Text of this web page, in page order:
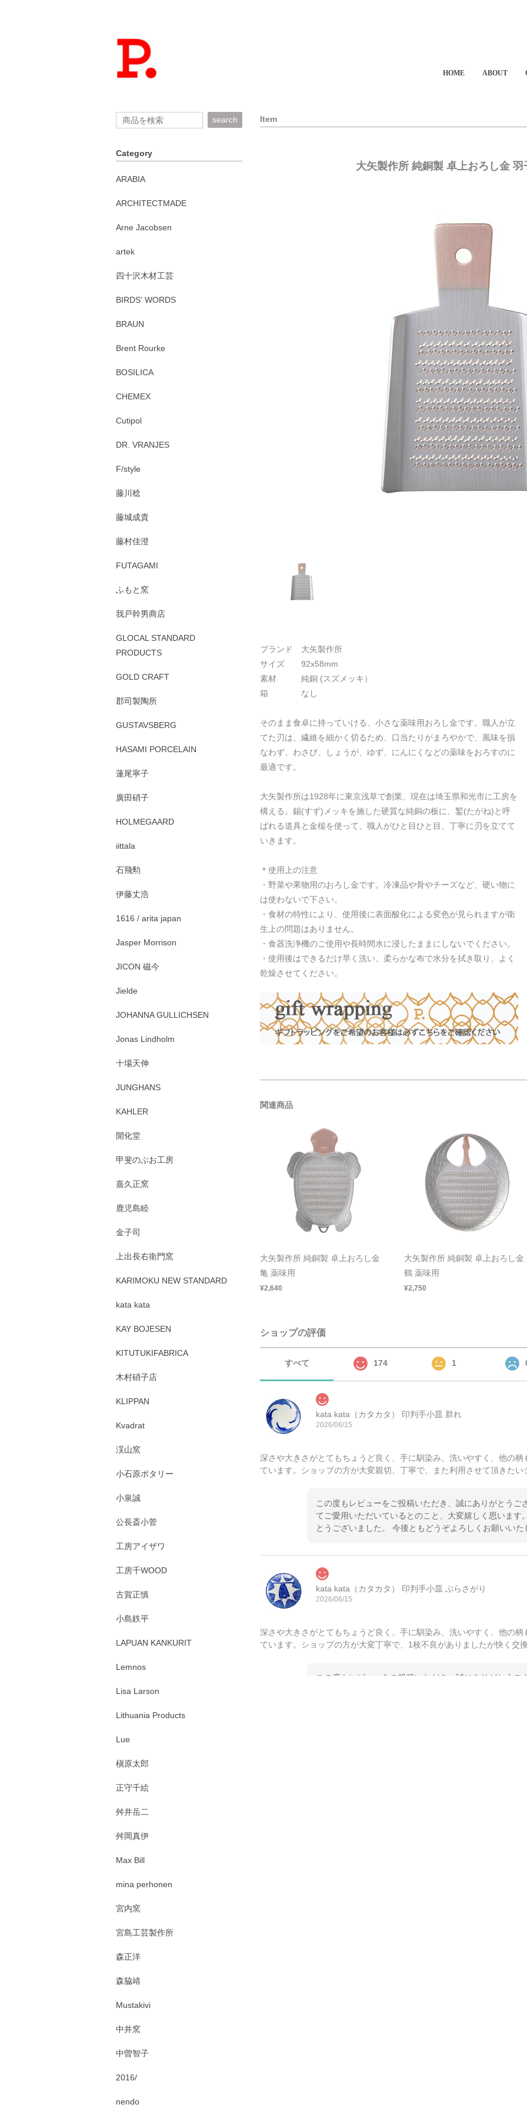
HOME ABOUT
Item
大矢製作所 純銅製 卓上おろし金 羽
ブランド 大矢製作所
サイズ 92x58mm
素材 純銅 (スズメッキ）
箱 なし
そのまま食卓に持っていける、小さな薬味用おろし金です。職人が立
てた刃は、繊維を細かく切るため、口当たりがまろやかで、風味を損
なわず、わさび、しょうが、ゆず、にんにくなどの薬味をおろすのに
最適です。
大矢製作所は1928年に東京浅草で創業、現在は埼玉県和光市に工房を
構える。錫(すず)メッキを施した硬質な純銅の板に、鏨(たがね)と呼
ばれる道具と金槌を使って、職人がひと目ひと目、丁寧に刃を立てて
いきます。
＊使用上の注意
・野菜や果物用のおろし金です。冷凍品や骨やチーズなど、硬い物に
は使わないで下さい。
・食材の特性により、使用後に表面酸化による変色が見られますが衛
生上の問題はありません。
・食器洗浄機のご使用や長時間水に浸したままにしないでください。
・使用後はできるだけ早く洗い、柔らかな布で水分を拭き取り、よく
乾燥させてください。
関連商品
大矢製作所 純銅製 卓上おろし金
亀 薬味用
¥2,640
大矢製作所 純銅製 卓上おろし金
鶴 薬味用
¥2,750
ショップの評価
すべて 174 1
kata kata（カタカタ） 印判手小皿 群れ
2026/06/15
深さや大きさがとてもちょうど良く、手に馴染み、洗いやすく、他の
ています。ショップの方が大変親切、丁寧で、また利用させて頂きたい
この度もレビューをご投稿いただき、誠にありがとうご
てご愛用いただいているとのこと、大変嬉しく思います
とうございました。 今後ともどうぞよろしくお願いいた
kata kata（カタカタ） 印判手小皿 ぶらさがり
2026/06/15
深さや大きさがとてもちょうど良く、手に馴染み、洗いやすく、他の
ています。ショップの方が大変丁寧で、1枚不良がありましたが快く交
この度もレビューをご投稿いただき、誠にありがとう
search
Category
ARABIA
ARCHITECTMADE
Arne Jacobsen
artek
四十沢木材工芸
BIRDS' WORDS
BRAUN
Brent Rourke
BOSILICA
CHEMEX
Cutipol
DR. VRANJES
F/style
藤川稔
藤城成貴
藤村佳澄
FUTAGAMI
ふもと窯
我戸幹男商店
GLOCAL STANDARD
PRODUCTS
GOLD CRAFT
郡司製陶所
GUSTAVSBERG
HASAMI PORCELAIN
蓮尾寧子
廣田硝子
HOLMEGAARD
iittala
石飛勲
伊藤丈浩
1616 / arita japan
Jasper Morrison
JICON 磁今
Jielde
JOHANNA GULLICHSEN
Jonas Lindholm
十場天伸
JUNGHANS
KAHLER
開化堂
甲斐のぶお工房
嘉久正窯
鹿児島睦
金子司
上出長右衛門窯
KARIMOKU NEW STANDARD
kata kata
KAY BOJESEN
KITUTUKIFABRICA
木村硝子店
KLIPPAN
Kvadrat
渓山窯
小石原ポタリー
小泉誠
公長斎小菅
工房アイザワ
工房千WOOD
古賀正慎
小島鉄平
LAPUAN KANKURIT
Lemnos
Lisa Larson
Lithuania Products
Lue
槇原太郎
正守千絵
舛井岳二
舛岡真伊
Max Bill
mina perhonen
宮内窯
宮島工芸製作所
森正洋
森脇靖
Mustakivi
中井窯
中曽智子
2016/
nendo